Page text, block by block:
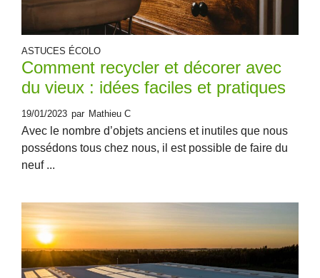
ASTUCES ÉCOLO
Comment recycler et décorer avec
du vieux : idées faciles et pratiques
19/01/2023 par Mathieu C
Avec le nombre d’objets anciens et inutiles que nous
possédons tous chez nous, il est possible de faire du
neuf ...